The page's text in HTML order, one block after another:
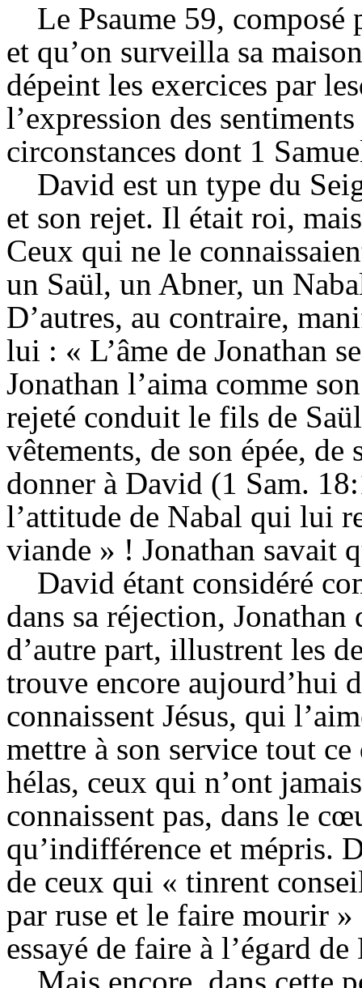
Le Psaume 59,
et qu’on surveilla sa
dépeint les exercices par
l’expression des
circonstances dont 1
David est un type du
et son rejet. Il était roi,
Ceux qui ne le
un Saül, un Abner, un
D’autres, au contraire,
lui : « L’âme de Jonathan
Jonathan l’aima comme
rejeté conduit le fils de
vêtements, de son épée,
donner à David (1 Sam.
l’attitude de Nabal qui lui
viande » ! Jonathan savait
David étant considéré
dans sa réjection,
d’autre part, illustrent les
trouve encore aujourd’hui
connaissent Jésus, qui
mettre à son service tout
hélas, ceux qui n’ont
connaissent pas, dans le
qu’indifférence et mépris.
de ceux qui « tinrent
par ruse et le faire mourir
essayé de faire à l’égard